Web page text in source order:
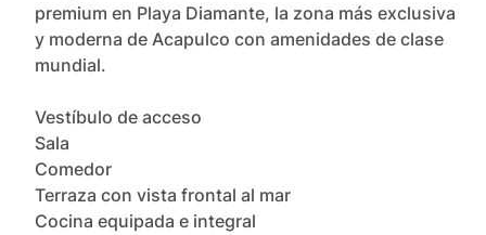
premium en Playa Diamante, la zona más exclusiva
y moderna de Acapulco con amenidades de clase
mundial.
Vestíbulo de acceso
Sala
Comedor
Terraza con vista frontal al mar
Cocina equipada e integral